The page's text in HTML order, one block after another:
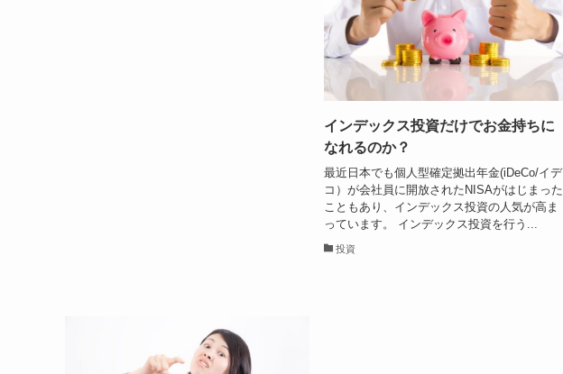
インデックス投資だけでお金持ちに
なれるのか？
最近日本でも個人型確定拠出年金(iDeCo/イデ
コ）が会社員に開放されたNISAがはじまった
こともあり、インデックス投資の人気が高ま
っています。 インデックス投資を行う...
投資